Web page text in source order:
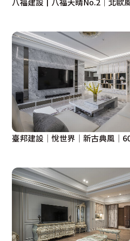
臺邦建設│悅世界│新古典風